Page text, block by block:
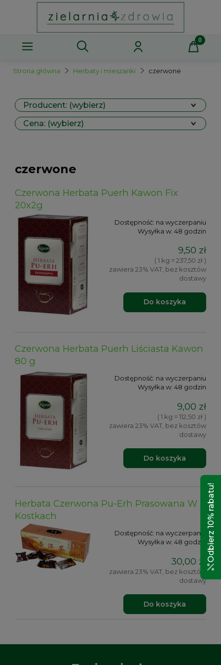
Strona główna Herbaty i mieszanki czerwone
Producent: (wybierz)
Cena: (wybierz)
czerwone
Czerwona Herbata Puerh Kawon Fix
20x2g
Dostępność: na wyczerpaniu
Wysyłka w: 48 godzin
9,50 zł
( 1 kg = 237,50 zł )
zawiera 23% VAT, bez kosztów
dostawy
Do koszyka
Czerwona Herbata Puerh Liściasta Kawon
80 g
Dostępność: na wyczerpaniu
Wysyłka w: 48 godzin
9,00 zł
( 1 kg = 112,50 zł )
zawiera 23% VAT, bez kosztów
dostawy
Do koszyka
Herbata Czerwona Pu-Erh Prasowana W
Kostkach
Dostępność: na wyczerpaniu
Wysyłka w: 48 godzin
30,00 zł
zawiera 23% VAT, bez kosztów
dostawy
Do koszyka
Odbierz 10% rabatu!